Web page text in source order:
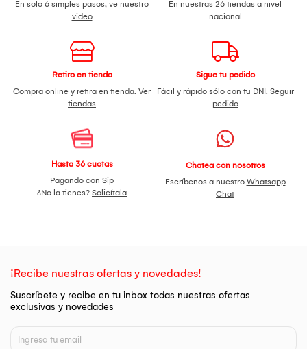
En solo 6 simples pasos, ve nuestro
video
En nuestras 26 tiendas a nivel
nacional
Retiro en tienda
Compra online y retira en tienda. Ver
tiendas
Sigue tu pedido
Fácil y rápido sólo con tu DNI. Seguir
pedido
Hasta 36 cuotas
Pagando con Sip
¿No la tienes? Solicítala
Chatea con nosotros
Escríbenos a nuestro Whatsapp
Chat
¡Recibe nuestras ofertas y novedades!
Suscríbete y recibe en tu inbox todas nuestras ofertas
exclusivas y novedades